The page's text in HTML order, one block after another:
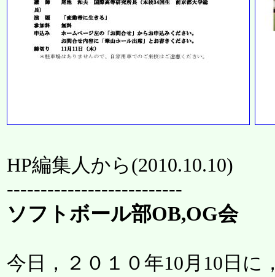
HP編集人から(2010.10.10)
--------------------------
ソフトボール部OB,OG会
今日，２０１０年10月10日に